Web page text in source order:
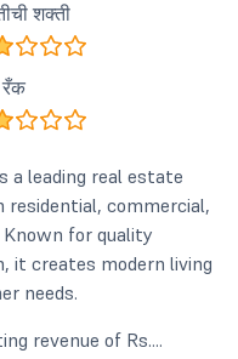
शक्ती
a leading real estate
residential, commercial,
for quality
it creates modern living
needs.
revenue of Rs....